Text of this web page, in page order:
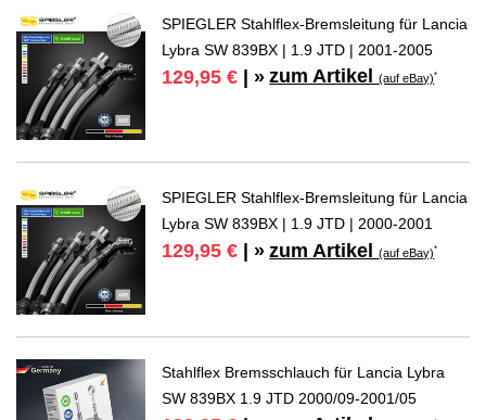
SPIEGLER Stahlflex-Bremsleitung für Lancia
Lybra SW 839BX | 1.9 JTD | 2001-2005
129,95 € | » zum Artikel(auf eBay)*
SPIEGLER Stahlflex-Bremsleitung für Lancia
Lybra SW 839BX | 1.9 JTD | 2000-2001
129,95 € | » zum Artikel(auf eBay)*
Stahlflex Bremsschlauch für Lancia Lybra
SW 839BX 1.9 JTD 2000/09-2001/05